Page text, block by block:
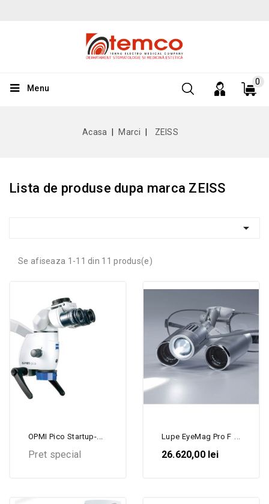
0
Menu
Acasa Marci ZEISS
Lista de produse dupa marca ZEISS

Se afiseaza 1-11 din 11 produs(e)
OPMI Pico Startup-...
Pret special
Lupe EyeMag Pro F cu Sistem...
26.620,00 lei